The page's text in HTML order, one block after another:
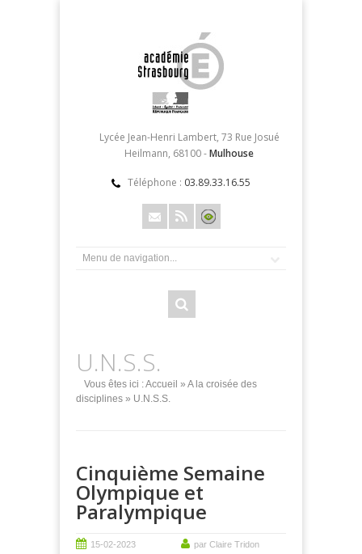
Lycée Jean-Henri Lambert, 73 Rue Josué
Heilmann, 68100 -Mulhouse
Téléphone : 03.89.33.16.55
U.N.S.S.
Vous êtes ici :Accueil » A la croisée des
disciplines » U.N.S.S.
Cinquième Semaine
Olympique et
Paralympique
15-02-2023 par Claire Tridon